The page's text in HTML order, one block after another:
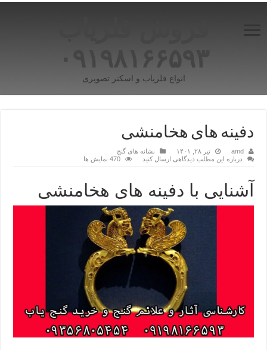
۰۹۱۹۸۱۶۶۵۹۳
انواع فلزیاب و اسکنر تصویری
دفینه های هخامنشی
amd تیر ۲۸, ۱۴۰۱
نشانه های گنج
درباره این مطلب دیدگاهی ارسال کنید
470 نمایش ها
آشنایی با دفینه های هخامنشی